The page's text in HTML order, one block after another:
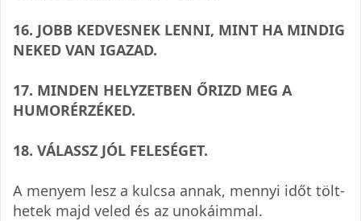
16. JOBB KED­VES­NEK LENNI, MINT HA MIN­DIG
NEKED VAN IGAZAD.
17. MIN­DEN HELY­ZET­BEN ŐRIZD MEG A
HUMORÉRZÉKED.
18. VÁLASSZ JÓL FELESÉGET.
A menyem lesz a kul­csa annak, mennyi időt tölt­
he­tek majd veled és az unokáimmal.